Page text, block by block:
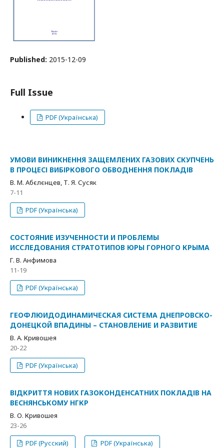
Published: 2015-12-09
Full Issue
PDF (Українська)
УМОВИ ВИНИКНЕННЯ ЗАЩЕМЛЕНИХ ГАЗОВИХ СКУПЧЕНЬ
В ПРОЦЕСІ ВИБІРКОВОГО ОБВОДНЕННЯ ПОКЛАДІВ
В. М. Абєлєнцев, Т. Я. Сусяк
7-11
PDF (Українська)
СОСТОЯНИЕ ИЗУЧЕННОСТИ И ПРОБЛЕМЫ
ИССЛЕДОВАНИЯ СТРАТОТИПОВ ЮРЫ ГОРНОГО КРЫМА
Г. В. Анфимова
11-19
PDF (Українська)
ГЕОФЛЮИДОДИНАМИЧЕСКАЯ СИСТЕМА ДНЕПРОВСКО-
ДОНЕЦКОЙ ВПАДИНЫ – СТАНОВЛЕНИЕ И РАЗВИТИЕ
В. А. Кривошея
20-22
PDF (Українська)
ВІДКРИТТЯ НОВИХ ГАЗОКОНДЕНСАТНИХ ПОКЛАДІВ НА
ВЕСНЯНСЬКОМУ НГКР
В. О. Кривошея
23-26
PDF (Русский)
PDF (Українська)